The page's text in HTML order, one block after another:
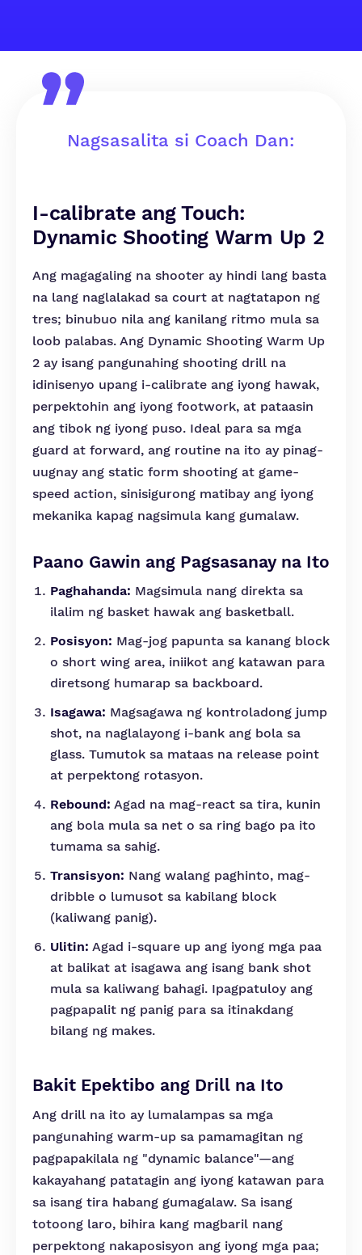
Nagsasalita si Coach Dan:
I-calibrate ang Touch:
Dynamic Shooting Warm Up 2
Ang magagaling na shooter ay hindi lang basta
na lang naglalakad sa court at nagtatapon ng
tres; binubuo nila ang kanilang ritmo mula sa
loob palabas. Ang Dynamic Shooting Warm Up
2 ay isang pangunahing shooting drill na
idinisenyo upang i-calibrate ang iyong hawak,
perpektohin ang iyong footwork, at pataasin
ang tibok ng iyong puso. Ideal para sa mga
guard at forward, ang routine na ito ay pinag-
uugnay ang static form shooting at game-
speed action, sinisigurong matibay ang iyong
mekanika kapag nagsimula kang gumalaw.
Paano Gawin ang Pagsasanay na Ito
Paghahanda: Magsimula nang direkta sa
ilalim ng basket hawak ang basketball.
Posisyon: Mag-jog papunta sa kanang block
o short wing area, iniikot ang katawan para
diretsong humarap sa backboard.
Isagawa: Magsagawa ng kontroladong jump
shot, na naglalayong i-bank ang bola sa
glass. Tumutok sa mataas na release point
at perpektong rotasyon.
Rebound: Agad na mag-react sa tira, kunin
ang bola mula sa net o sa ring bago pa ito
tumama sa sahig.
Transisyon: Nang walang paghinto, mag-
dribble o lumusot sa kabilang block
(kaliwang panig).
Ulitin: Agad i-square up ang iyong mga paa
at balikat at isagawa ang isang bank shot
mula sa kaliwang bahagi. Ipagpatuloy ang
pagpapalit ng panig para sa itinakdang
bilang ng makes.
Bakit Epektibo ang Drill na Ito
Ang drill na ito ay lumalampas sa mga
pangunahing warm-up sa pamamagitan ng
pagpapakilala ng "dynamic balance"—ang
kakayahang patatagin ang iyong katawan para
sa isang tira habang gumagalaw. Sa isang
totoong laro, bihira kang magbaril nang
perpektong nakaposisyon ang iyong mga paa;